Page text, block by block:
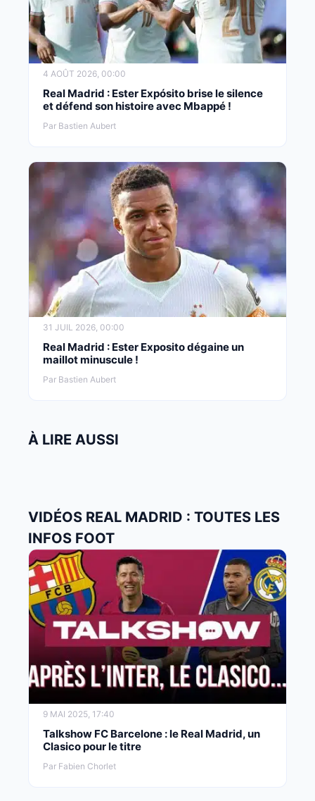
4 AOÛT 2026, 00:00
Real Madrid : Ester Expósito brise le silence
et défend son histoire avec Mbappé !
Par Bastien Aubert
31 JUIL 2026, 00:00
Real Madrid : Ester Exposito dégaine un
maillot minuscule !
Par Bastien Aubert
À LIRE AUSSI
VIDÉOS REAL MADRID : TOUTES LES
INFOS FOOT
9 MAI 2025, 17:40
Talkshow FC Barcelone : le Real Madrid, un
Clasico pour le titre
Par Fabien Chorlet